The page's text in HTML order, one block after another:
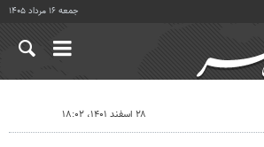
جمعه ۱۶ مرداد ۱۴۰۵
۲۸ اسفند ۱۴۰۱، ۱۸:۰۲